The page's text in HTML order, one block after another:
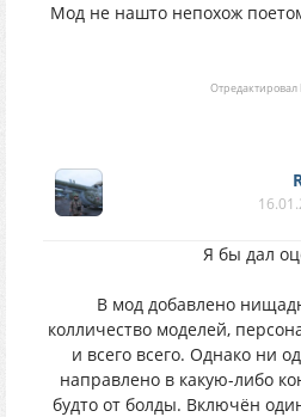
Мод не нашто непохож
Отредактировал
Я бы дал
В мод добавлено
колличество моделей,
и всего всего. Однако ни
направлено в какую-либо
будто от болды. Включён